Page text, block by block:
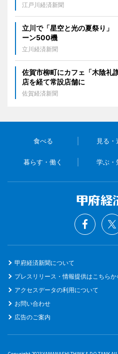
江戸川経済新聞
立川で「星空と光の夏祭り
ーン500機
立川経済新聞
佐賀市柳町にカフェ「木陰
店を経て常設店舗に
佐賀経済新聞
食べる 見る・
暮らす・働く 学ぶ・
甲府経済新聞について
プレスリリース・情報提供はこちらか
アクセスデータの利用について
お問い合わせ
広告のご案内